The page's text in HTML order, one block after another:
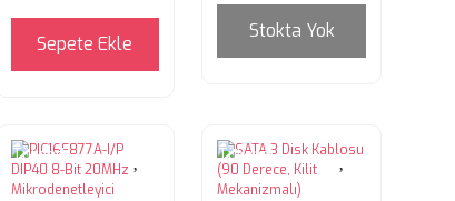
Sepete Ekle
Stokta Yok
Tükendi Tükendi